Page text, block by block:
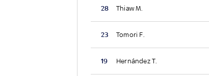
28 Thiaw M.
23 Tomori F.
19 Hernández T.